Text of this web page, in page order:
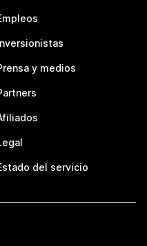
y medios
del servicio